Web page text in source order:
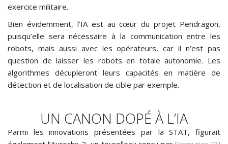
exercice militaire.
Bien évidemment, l’IA est au cœur du projet Pendragon,
puisqu’elle sera nécessaire à la communication entre les
robots, mais aussi avec les opérateurs, car il n’est pas
question de laisser les robots en totale autonomie. Les
algorithmes décupleront leurs capacités en matière de
détection et de localisation de cible par exemple.
UN CANON DOPÉ À L’IA
Parmi les innovations présentées par la STAT, figurait